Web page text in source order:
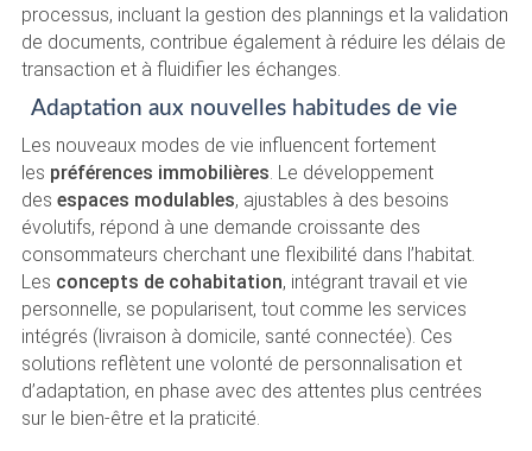
processus, incluant la gestion des plannings et la validation
de documents, contribue également à réduire les délais de
transaction et à fluidifier les échanges.
Adaptation aux nouvelles habitudes de vie
Les nouveaux modes de vie influencent fortement
les préférences immobilières. Le développement
des espaces modulables, ajustables à des besoins
évolutifs, répond à une demande croissante des
consommateurs cherchant une flexibilité dans l’habitat.
Les concepts de cohabitation, intégrant travail et vie
personnelle, se popularisent, tout comme les services
intégrés (livraison à domicile, santé connectée). Ces
solutions reflètent une volonté de personnalisation et
d’adaptation, en phase avec des attentes plus centrées
sur le bien-être et la praticité.